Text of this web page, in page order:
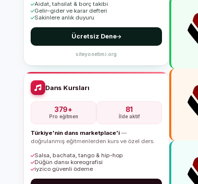
Aidat, tahsilat & borç takibi
Gelir–gider ve karar defteri
Sakinlere anlık duyuru
Ücretsiz Dene
siteyonetimi.org
Dans Kursları
379+
Pro eğitmen
81
İlde aktif
Türkiye'nin dans marketplace'i —
doğrulanmış eğitmenlerden kurs ve özel ders.
Salsa, bachata, tango & hip-hop
Düğün dansı koreografisi
iyzico güvenli ödeme